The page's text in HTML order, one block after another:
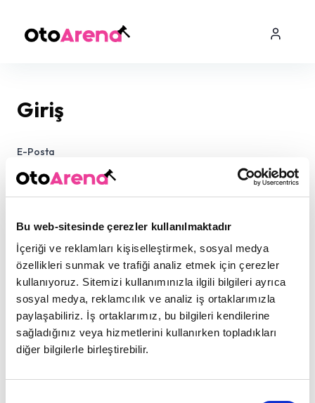
Bu web-sitesinde çerezler kullanılmaktadır
İçeriği ve reklamları kişiselleştirmek, sosyal medya
özellikleri sunmak ve trafiği analiz etmek için çerezler
kullanıyoruz. Sitemizi kullanımınızla ilgili bilgileri ayrıca
sosyal medya, reklamcılık ve analiz iş ortaklarımızla
paylaşabiliriz. İş ortaklarımız, bu bilgileri kendilerine
sağladığınız veya hizmetlerini kullanırken topladıkları
diğer bilgilerle birleştirebilir.
Giriş
E-Posta